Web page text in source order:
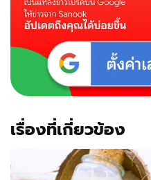
ตาม
นะ!
เรื่องที่เกี่ยวข้อง